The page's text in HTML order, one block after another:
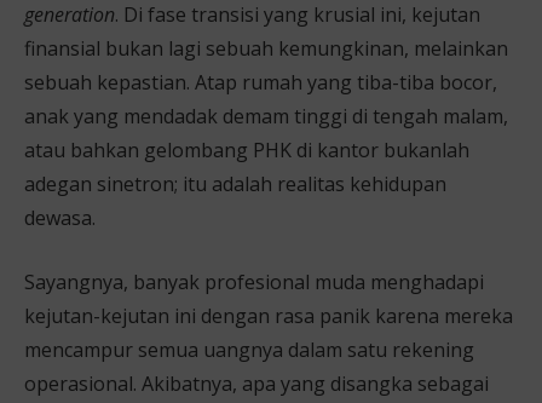
generation. Di fase transisi yang krusial ini, kejutan
finansial bukan lagi sebuah kemungkinan, melainkan
sebuah kepastian. Atap rumah yang tiba-tiba bocor,
anak yang mendadak demam tinggi di tengah malam,
atau bahkan gelombang PHK di kantor bukanlah
adegan sinetron; itu adalah realitas kehidupan
dewasa.
Sayangnya, banyak profesional muda menghadapi
kejutan-kejutan ini dengan rasa panik karena mereka
mencampur semua uangnya dalam satu rekening
operasional. Akibatnya, apa yang disangka sebagai